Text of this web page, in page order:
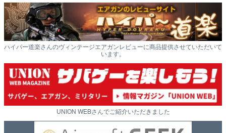
ハイパー道楽さんのヴィンテージエアガンレビューに商品提供させていただいて
います。
UNION WEBさんでご紹介いただきました